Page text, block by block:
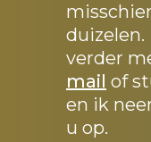
duizelen.
verder
mail of
en ik
u op.